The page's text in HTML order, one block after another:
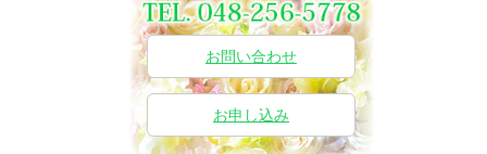
お問い合わせ
お申し込み